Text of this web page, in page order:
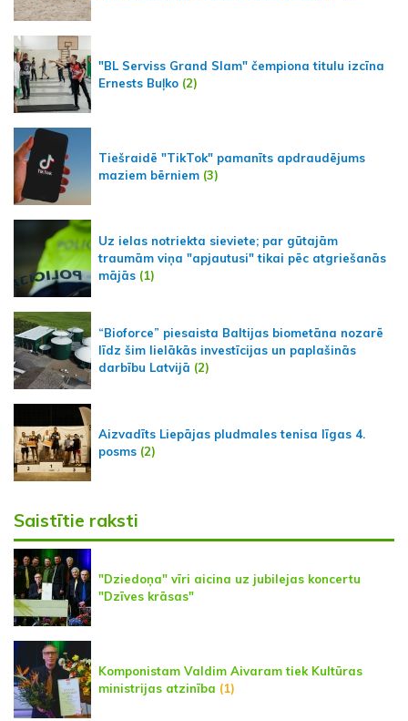
"BL Serviss Grand Slam" čempiona titulu izcīna
Ernests Buļko (2)
Tiešraidē "TikTok" pamanīts apdraudējums
maziem bērniem (3)
Uz ielas notriekta sieviete; par gūtajām
traumām viņa "apjautusi" tikai pēc atgriešanās
mājās (1)
“Bioforce” piesaista Baltijas biometāna nozarē
līdz šim lielākās investīcijas un paplašinās
darbību Latvijā (2)
Aizvadīts Liepājas pludmales tenisa līgas 4.
posms (2)
Saistītie raksti
"Dziedoņa" vīri aicina uz jubilejas koncertu
"Dzīves krāsas"
Komponistam Valdim Aivaram tiek Kultūras
ministrijas atzinība (1)